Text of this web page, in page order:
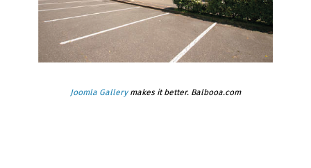
Joomla Gallerymakes it better. Balbooa.com